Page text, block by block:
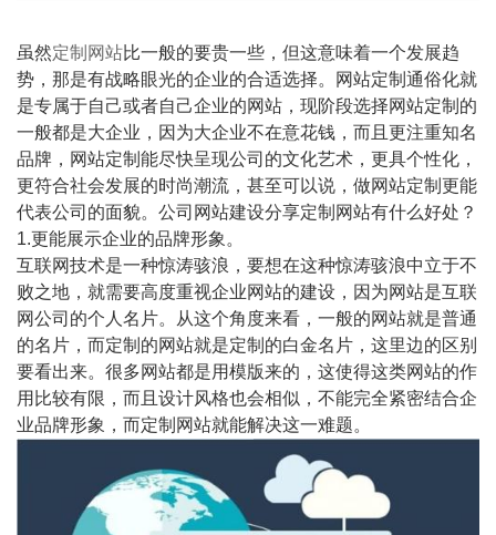
虽然定制网站比一般的要贵一些，但这意味着一个发展趋
势，那是有战略眼光的企业的合适选择。网站定制通俗化就
是专属于自己或者自己企业的网站，现阶段选择网站定制的
一般都是大企业，因为大企业不在意花钱，而且更注重知名
品牌，网站定制能尽快呈现公司的文化艺术，更具个性化，
更符合社会发展的时尚潮流，甚至可以说，做网站定制更能
代表公司的面貌。公司网站建设分享定制网站有什么好处？
1.更能展示企业的品牌形象。
互联网技术是一种惊涛骇浪，要想在这种惊涛骇浪中立于不
败之地，就需要高度重视企业网站的建设，因为网站是互联
网公司的个人名片。从这个角度来看，一般的网站就是普通
的名片，而定制的网站就是定制的白金名片，这里边的区别
要看出来。很多网站都是用模版来的，这使得这类网站的作
用比较有限，而且设计风格也会相似，不能完全紧密结合企
业品牌形象，而定制网站就能解决这一难题。